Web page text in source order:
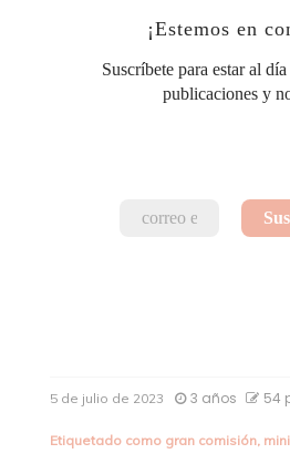
¡Estemos en
Suscríbete para estar al
publicaciones y
5 de julio de 2023 3 años 54
Etiquetado como gran comisión,